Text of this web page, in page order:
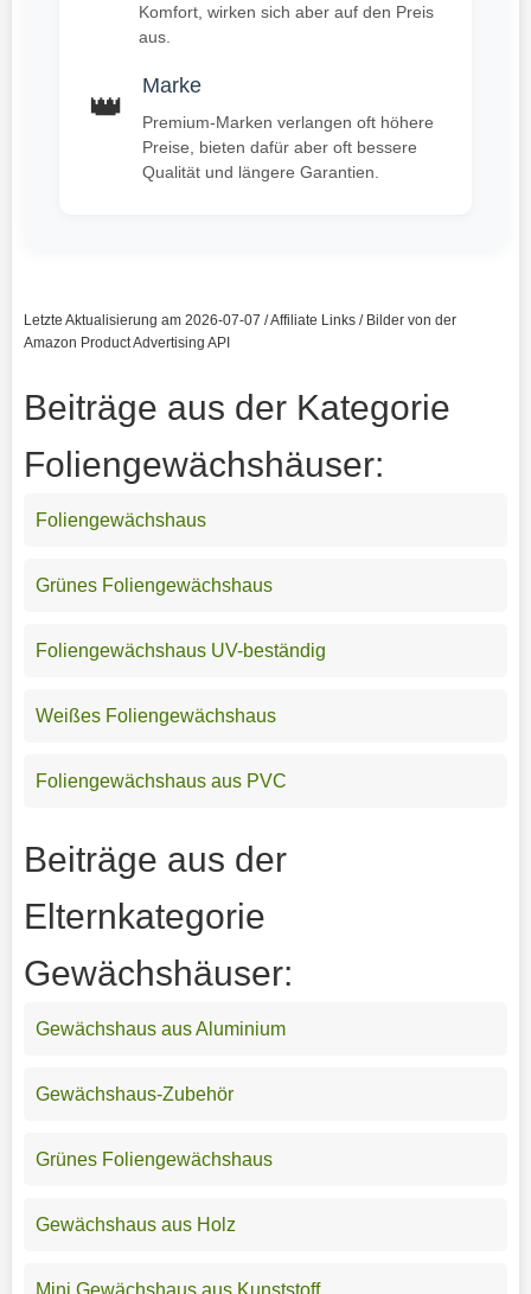
Komfort, wirken sich aber auf den Preis
aus.
👑
Marke
Premium-Marken verlangen oft höhere
Preise, bieten dafür aber oft bessere
Qualität und längere Garantien.
Letzte Aktualisierung am 2026-07-07 / Affiliate Links / Bilder von der
Amazon Product Advertising API
Beiträge aus der Kategorie
Foliengewächshäuser:
Foliengewächshaus
Grünes Foliengewächshaus
Foliengewächshaus UV-beständig
Weißes Foliengewächshaus
Foliengewächshaus aus PVC
Beiträge aus der
Elternkategorie
Gewächshäuser:
Gewächshaus aus Aluminium
Gewächshaus-Zubehör
Grünes Foliengewächshaus
Gewächshaus aus Holz
Mini Gewächshaus aus Kunststoff